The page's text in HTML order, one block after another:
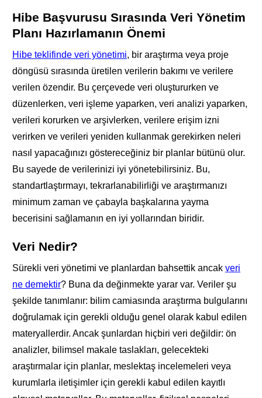
Hibe Başvurusu Sırasında Veri Yönetim
Planı Hazırlamanın Önemi
Hibe teklifinde veri yönetimi, bir araştırma veya proje
döngüsü sırasında üretilen verilerin bakımı ve verilere
verilen özendir. Bu çerçevede veri oluştururken ve
düzenlerken, veri işleme yaparken, veri analizi yaparken,
verileri korurken ve arşivlerken, verilere erişim izni
verirken ve verileri yeniden kullanmak gerekirken neleri
nasıl yapacağınızı göstereceğiniz bir planlar bütünü olur.
Bu sayede de verilerinizi iyi yönetebilirsiniz. Bu,
standartlaştırmayı, tekrarlanabilirliği ve araştırmanızı
minimum zaman ve çabayla başkalarına yayma
becerisini sağlamanın en iyi yollarından biridir.
Veri Nedir?
Sürekli veri yönetimi ve planlardan bahsettik ancak veri
ne demektir? Buna da değinmekte yarar var. Veriler şu
şekilde tanımlanır: bilim camiasında araştırma bulgularını
doğrulamak için gerekli olduğu genel olarak kabul edilen
materyallerdir. Ancak şunlardan hiçbiri veri değildir: ön
analizler, bilimsel makale taslakları, gelecekteki
araştırmalar için planlar, meslektaş incelemeleri veya
kurumlarla iletişimler için gerekli kabul edilen kayıtlı